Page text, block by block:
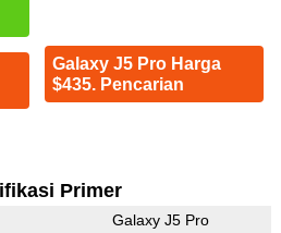
Galaxy J5 Pro Harga
$435. Pencarian
Primer
Galaxy J5 Pro